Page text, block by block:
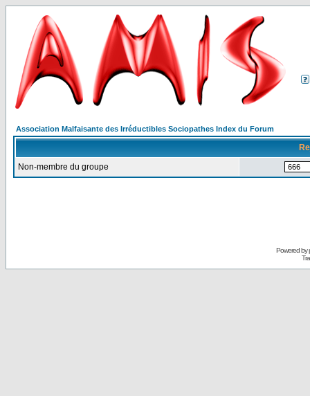
Association Malfaisante des Irréductibles Sociopathes Index du Forum
Non-membre du groupe
Powered by